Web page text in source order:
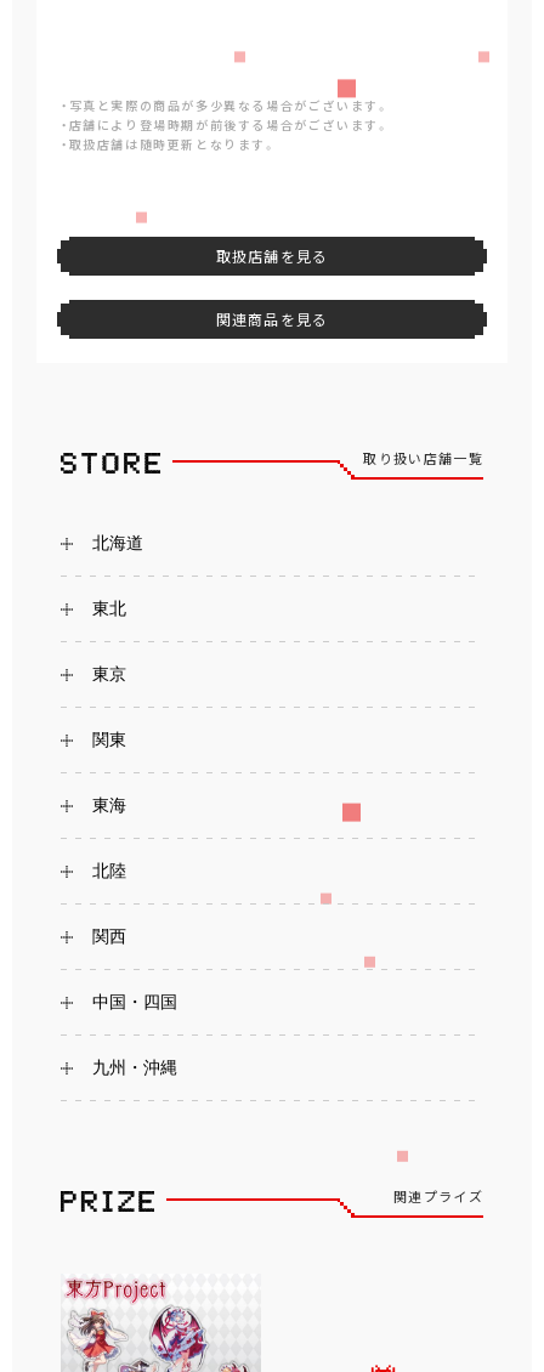
・写真と実際の商品が多少異なる場合がございます。
・店舗により登場時期が前後する場合がございます。
・取扱店舗は随時更新となります。
取扱店舗を見る
関連商品を見る
取り扱い店舗一覧
北海道
東北
東京
関東
東海
北陸
関西
中国・四国
九州・沖縄
関連プライズ